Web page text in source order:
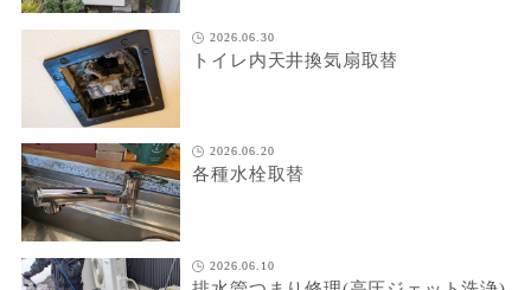
2026.06.30
トイレ内天井換気扇取替
2026.06.20
各種水栓取替
2026.06.10